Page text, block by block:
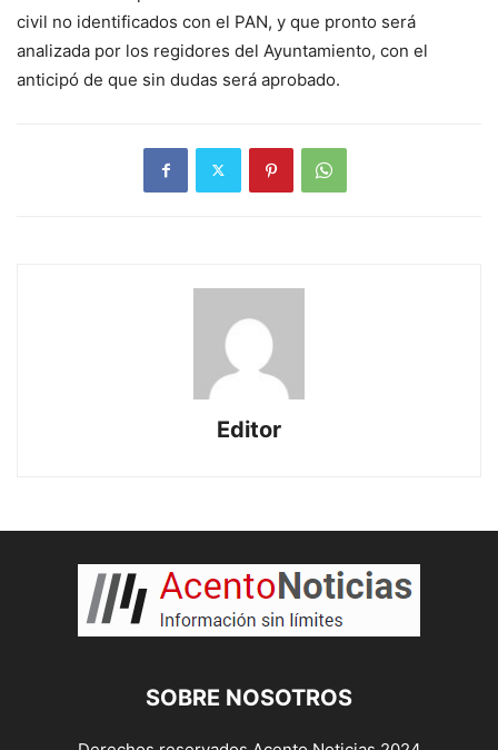
civil no identificados con el PAN, y que pronto será
analizada por los regidores del Ayuntamiento, con el
anticipó de que sin dudas será aprobado.
Editor
SOBRE NOSOTROS